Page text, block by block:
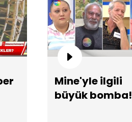
Mine'yle ilgili
büyük bomba!